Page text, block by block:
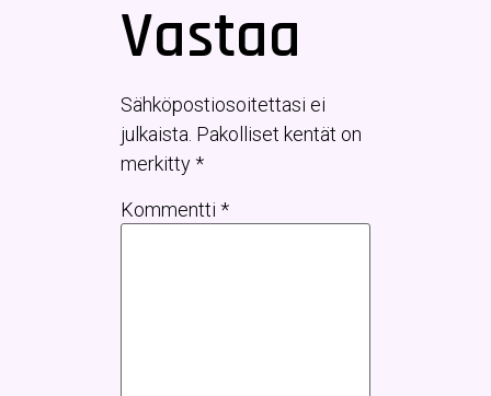
Vastaa
Sähköpostiosoitettasi ei
julkaista. Pakolliset kentät on
merkitty*
Kommentti *